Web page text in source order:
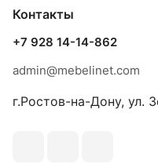
Контакты
+7 928 14-14-862
admin@mebelinet.com
г.Ростов-на-Дону, ул.